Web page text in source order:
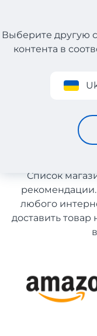
Регистрация
Выберите другую
контента в
Компьютеры
Список
любого
доставить товар